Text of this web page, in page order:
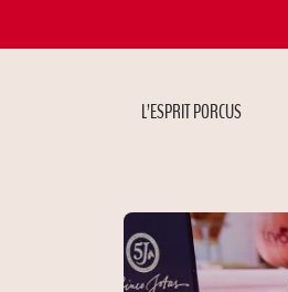
L’ESPRIT PORCUS